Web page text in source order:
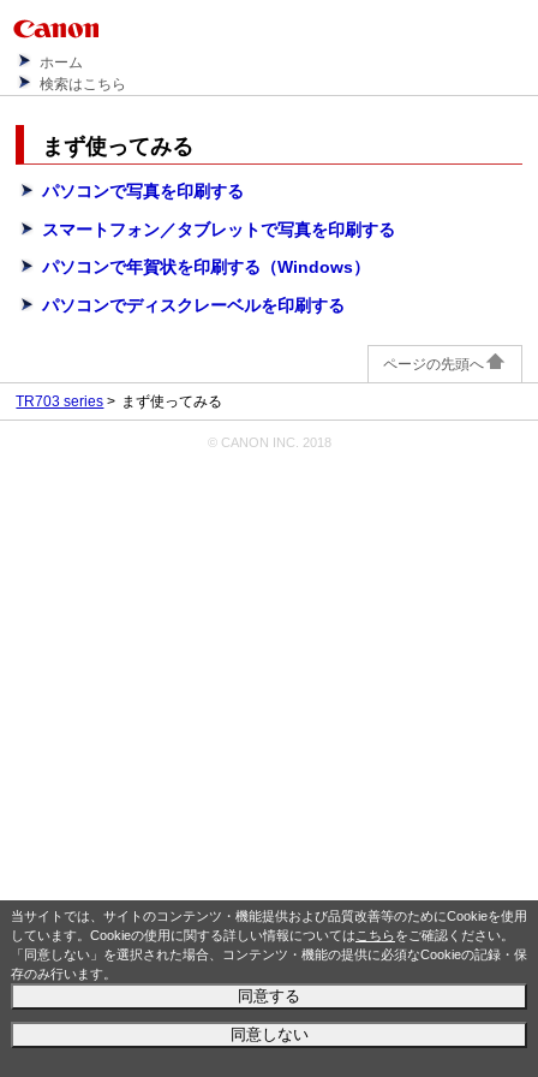
当サイトでは、サイトのコンテンツ・機能提供および品質改善等のためにCookieを使用
しています。Cookieの使用に関する詳しい情報については こちらをご確認ください。
「同意しない」を選択された場合、コンテンツ・機能の提供に必須なCookieの記録・保
存のみ行います。
同意する
同意しない
ホーム
検索はこちら
まず使ってみる
パソコンで写真を印刷する
スマートフォン／タブレットで写真を印刷する
パソコンで年賀状を印刷する（Windows）
パソコンでディスクレーベルを印刷する
ページの先頭へ
TR703 series まず使ってみる
© CANON INC. 2018